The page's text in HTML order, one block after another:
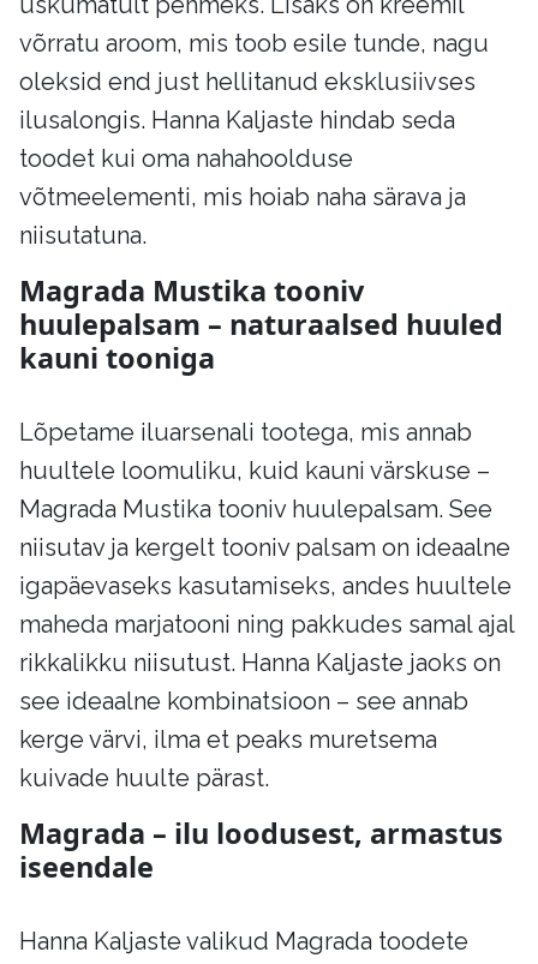
võrratu aroom, mis toob esile tunde, nagu
oleksid end just hellitanud eksklusiivses
ilusalongis. Hanna Kaljaste hindab seda
toodet kui oma nahahoolduse
võtmeelementi, mis hoiab naha särava ja
niisutatuna.
Magrada Mustika tooniv
huulepalsam – naturaalsed huuled
kauni tooniga
Lõpetame iluarsenali tootega, mis annab
huultele loomuliku, kuid kauni värskuse –
Magrada Mustika tooniv huulepalsam. See
niisutav ja kergelt tooniv palsam on ideaalne
igapäevaseks kasutamiseks, andes huultele
maheda marjatooni ning pakkudes samal ajal
rikkalikku niisutust. Hanna Kaljaste jaoks on
see ideaalne kombinatsioon – see annab
kerge värvi, ilma et peaks muretsema
kuivade huulte pärast.
Magrada – ilu loodusest, armastus
iseendale
Hanna Kaljaste valikud Magrada toodete